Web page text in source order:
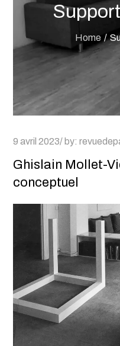
Home
Posted
9 avril 2023 by:
Ghislain Mollet-
conceptuel